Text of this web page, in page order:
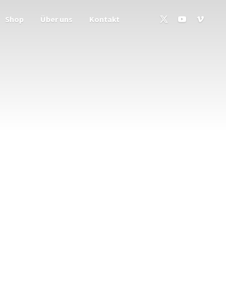
Shop Über uns Kontakt